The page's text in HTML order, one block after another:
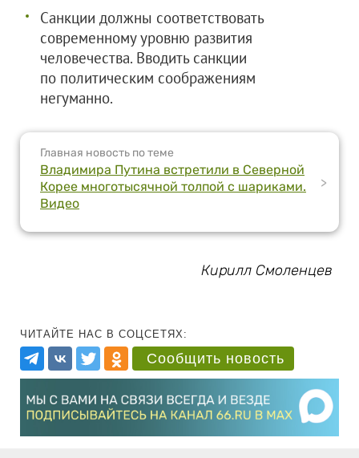
Санкции должны соответствовать
современному уровню развития
человечества. Вводить санкции
по политическим соображениям
негуманно.
Главная новость по теме
Владимира Путина встретили в Северной
Корее многотысячной толпой с шариками.
Видео
>
Кирилл Смоленцев
ЧИТАЙТЕ НАС В СОЦСЕТЯХ:
Сообщить новость